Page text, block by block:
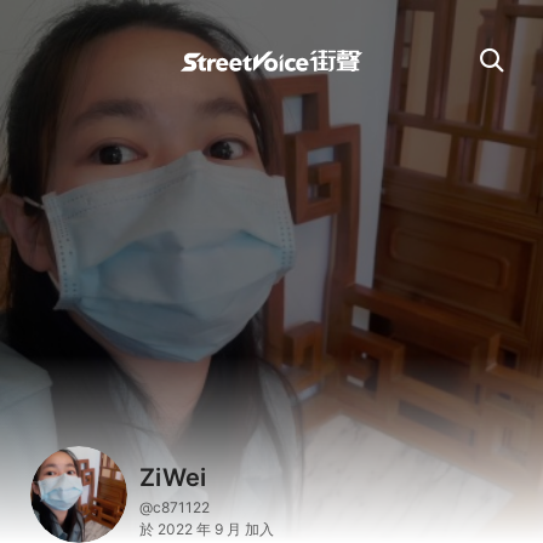
ZiWei
@c871122
於 2022 年 9 月 加入